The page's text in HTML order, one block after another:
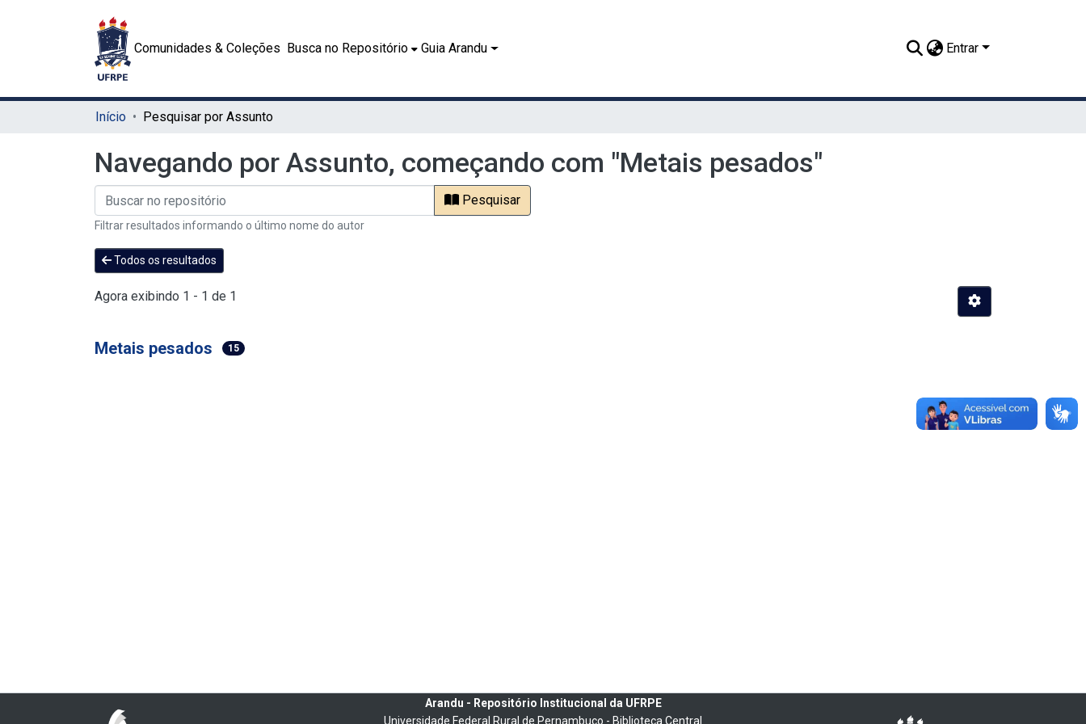
Comunidades & Coleções Busca no Repositório Guia Arandu Entrar
Início Pesquisar por Assunto
Navegando por Assunto, começando com "Metais pesados"
Pesquisar
Filtrar resultados informando o último nome do autor
Todos os resultados
Agora exibindo 1 - 1 de 1
Metais pesados 15
Arandu - Repositório Institucional da UFRPE
Universidade Federal Rural de Pernambuco - Biblioteca Central